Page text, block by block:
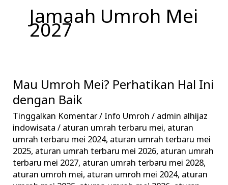
Jamaah Umroh Mei
2027
Mau Umroh Mei? Perhatikan Hal Ini
dengan Baik
Tinggalkan Komentar/ Info Umroh / admin alhijaz
indowisata/ aturan umrah terbaru mei, aturan
umrah terbaru mei 2024, aturan umrah terbaru mei
2025, aturan umrah terbaru mei 2026, aturan umrah
terbaru mei 2027, aturan umrah terbaru mei 2028,
aturan umroh mei, aturan umroh mei 2024, aturan
Mau
Umroh
Mei?
Perhatikan
Hal
Ini
dengan
Baik